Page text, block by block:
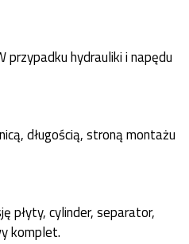
hydrauliki i napędu
długością, stroną montażu
płyty, cylinder, separator,
komplet.